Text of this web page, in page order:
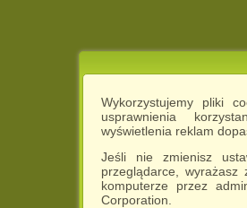
Wykorzystujemy pliki
usprawnienia
wyświetlenia reklam
Jeśli nie zmienisz
przeglądarce,
komputerze przez
Corporation.